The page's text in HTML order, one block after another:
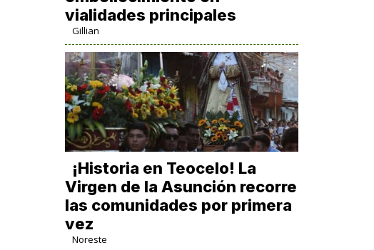
vialidades principales
Gillian
​¡Historia en Teocelo! La
Virgen de la Asunción recorre
las comunidades por primera
vez
Noreste